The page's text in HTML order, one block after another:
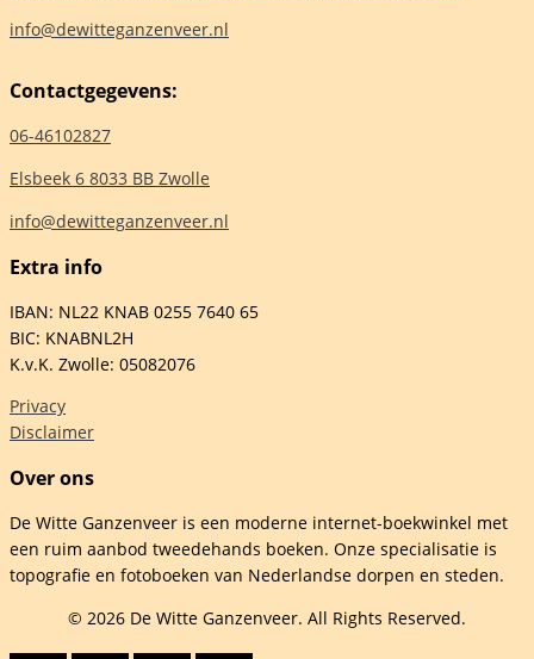
info@dewitteganzenveer.nl
Contactgegevens:
06-46102827
Elsbeek 6 8033 BB Zwolle
info@dewitteganzenveer.nl
Extra info
IBAN: NL22 KNAB 0255 7640 65
BIC: KNABNL2H
K.v.K. Zwolle: 05082076
Privacy
Disclaimer
Over ons
De Witte Ganzenveer is een moderne internet-boekwinkel met
een ruim aanbod tweedehands boeken. Onze specialisatie is
topografie en fotoboeken van Nederlandse dorpen en steden.
© 2026 De Witte Ganzenveer. All Rights Reserved.